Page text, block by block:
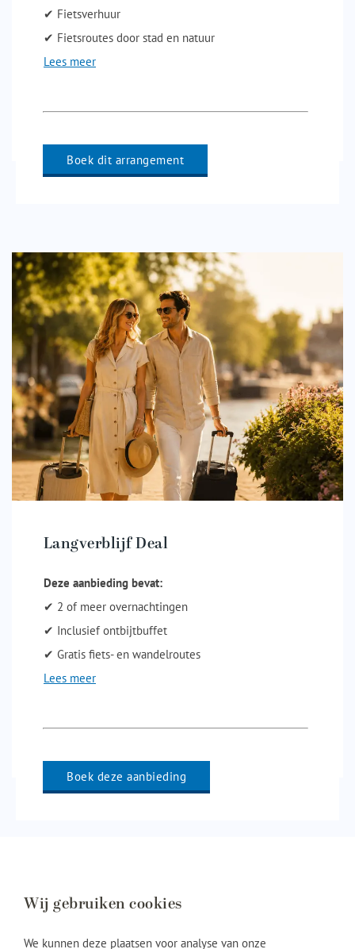
✔ Fietsverhuur
✔ Fietsroutes door stad en natuur
Lees meer
Boek dit arrangement
Langverblijf Deal
Deze aanbieding bevat:
✔ 2 of meer overnachtingen
✔ Inclusief ontbijtbuffet
✔ Gratis fiets- en wandelroutes
Lees meer
Boek deze aanbieding
Wij gebruiken cookies
We kunnen deze plaatsen voor analyse van onze